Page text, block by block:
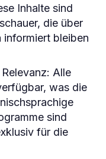
Inhalte sind
die über
informiert bleiben
: Alle
was die
sind
für die